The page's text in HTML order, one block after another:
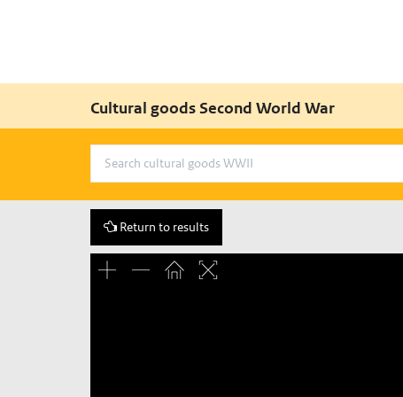
Cultural goods Second World War
Return to results